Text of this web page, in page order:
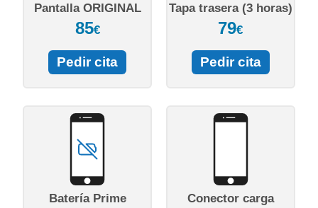
Pantalla ORIGINAL
85€
Pedir cita
Tapa trasera (3 horas)
79€
Pedir cita
Batería Prime Conector carga